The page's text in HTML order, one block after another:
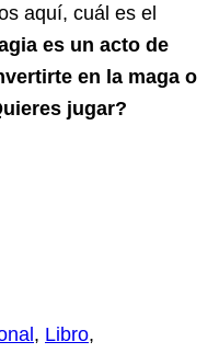
aquí, cuál es el
es un acto de
en la maga o
jugar?
, Libro,